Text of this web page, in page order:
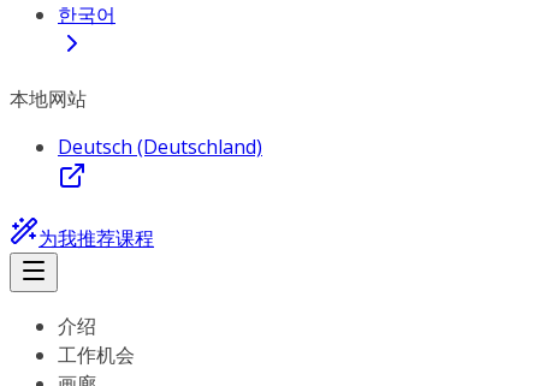
한국어
本地网站
Deutsch (Deutschland)
为我推荐课程
介绍
工作机会